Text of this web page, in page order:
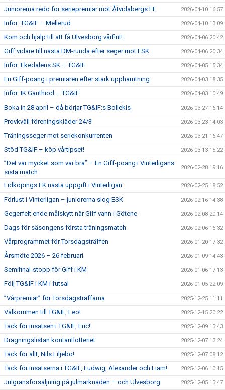
Juniorerna redo för seriepremiär mot Åtvidabergs FF 2026-04-10 16:57
Inför: TG&IF – Mellerud 2026-04-10 13:09
Kom och hjälp till att få Ulvesborg vårfint! 2026-04-06 20:42
Giff vidare till nästa DM-runda efter seger mot ESK 2026-04-06 20:34
Inför: Ekedalens SK – TG&IF 2026-04-05 15:34
En Giff-poäng i premiären efter stark upphämtning 2026-04-03 18:35
Inför: IK Gauthiod – TG&IF 2026-04-03 10:49
Boka in 28 april – då börjar TG&IF:s Bollekis 2026-03-27 16:14
Provkväll föreningskläder 24/3 2026-03-23 14:03
Träningsseger mot seriekonkurrenten 2026-03-21 16:47
Stöd TG&IF – köp vårtipset! 2026-03-13 15:22
”Det var mycket som var bra” – En Giff-poäng i Vinterligans
sista match
2026-02-28 19:16
Lidköpings FK nästa uppgift i Vinterligan 2026-02-25 18:52
Förlust i Vinterligan – juniorerna slog ESK 2026-02-16 14:38
Gegerfelt ende målskytt när Giff vann i Götene 2026-02-08 20:14
Dags för säsongens första träningsmatch 2026-02-06 16:32
Vårprogrammet för Torsdagsträffen 2026-01-20 17:32
Årsmöte 2026 – 26 februari 2026-01-09 14:43
Semifinal-stopp för Giff i KM 2026-01-06 17:13
Följ TG&IF i KM i futsal 2026-01-05 22:09
”Vårpremiär” för Torsdagsträffarna 2025-12-25 11:11
Välkommen till TG&IF, Leo! 2025-12-15 20:22
Tack för insatsen i TG&IF, Eric! 2025-12-09 13:43
Dragningslistan kontantlotteriet 2025-12-07 13:24
Tack för allt, Nils Liljebo! 2025-12-07 08:12
Tack för insatserna i TG&IF, Ludwig, Alexander och Liam! 2025-12-06 10:15
Julgransförsäljning på julmarknaden – och Ulvesborg 2025-12-05 13:47